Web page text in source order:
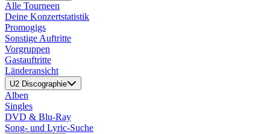
Alle Tourneen
Deine Konzertstatistik
Promogigs
Sonstige Auftritte
Vorgruppen
Gastauftritte
Länderansicht
U2 Discographie
Alben
Singles
DVD & Blu-Ray
Song- und Lyric-Suche